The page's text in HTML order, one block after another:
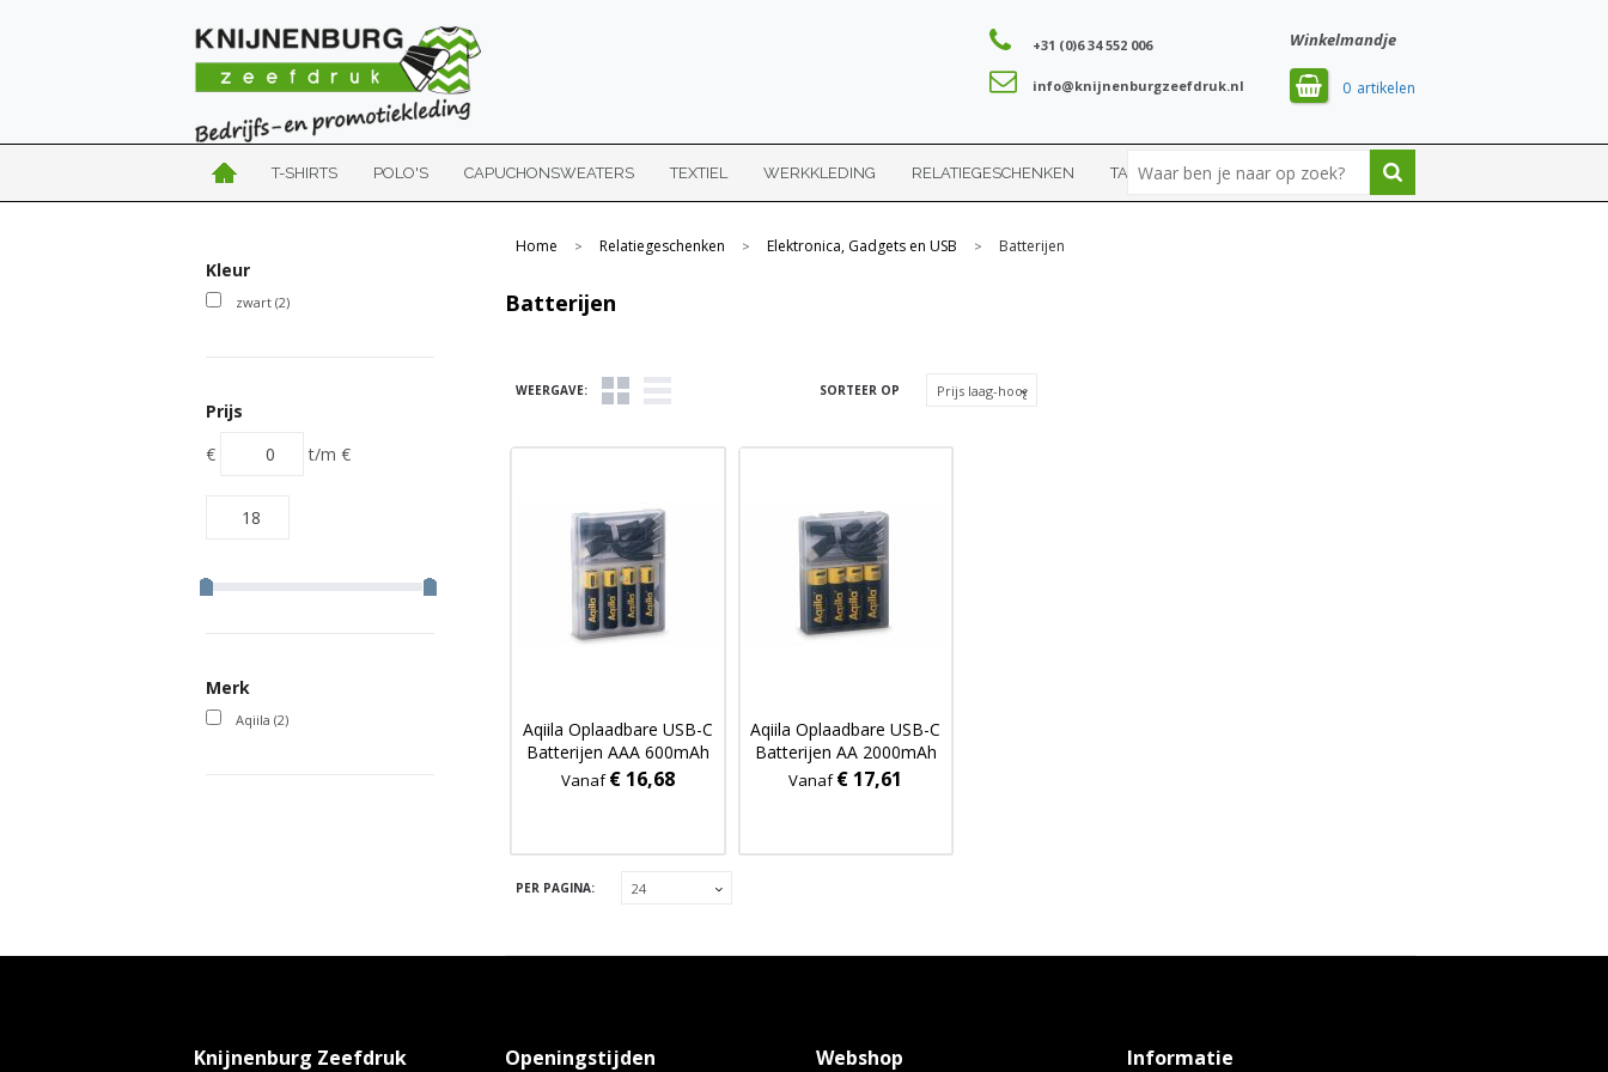
Winkelmandje
0
+31 (0)6 34 552 006
info@knijnenburgzeefdruk.nl
T-SHIRTS POLO'S CAPUCHONSWEATERS TEXTIEL WERKKLEDING RELATIEGESCHENKEN TASSEN SPORT
Kleur
zwart (2)
Prijs
€
t/m €
Merk
Aqiila (2)
Home > Relatiegeschenken > Elektronica, Gadgets en USB > Batterijen
Batterijen
WEERGAVE: SORTEER OP
Aqiila Oplaadbare USB-C
Batterijen AAA 600mAh
4-pack
Vanaf€ 16,68
Aqiila Oplaadbare USB-C
Batterijen AA 2000mAh
4-pack
Vanaf€ 17,61
PER PAGINA:
Knijnenburg Zeefdruk Openingstijden Webshop Informatie